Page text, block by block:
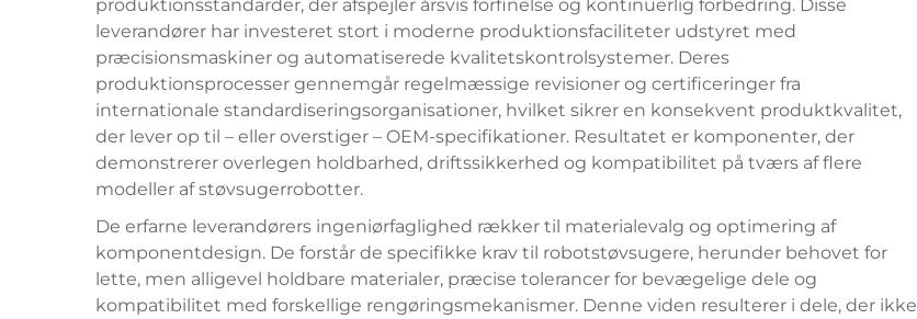
produktionsstandarder, der afspejler årsvis forfinelse og kontinuerlig forbedring. Disse
leverandører har investeret stort i moderne produktionsfaciliteter udstyret med
præcisionsmaskiner og automatiserede kvalitetskontrolsystemer. Deres
produktionsprocesser gennemgår regelmæssige revisioner og certificeringer fra
internationale standardiseringsorganisationer, hvilket sikrer en konsekvent produktkvalitet,
der lever op til – eller overstiger – OEM-specifikationer. Resultatet er komponenter, der
demonstrerer overlegen holdbarhed, driftssikkerhed og kompatibilitet på tværs af flere
modeller af støvsugerrobotter.
De erfarne leverandørers ingeniørfaglighed rækker til materialevalg og optimering af
komponentdesign. De forstår de specifikke krav til robotstøvsugere, herunder behovet for
lette, men alligevel holdbare materialer, præcise tolerancer for bevægelige dele og
kompatibilitet med forskellige rengøringsmekanismer. Denne viden resulterer i dele, der ikke